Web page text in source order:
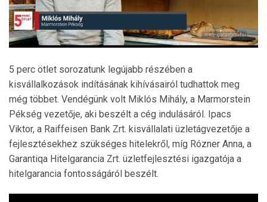
5 perc ötlet sorozatunk legújabb részében a
kisvállalkozások indításának kihívásairól tudhattok meg
még többet. Vendégünk volt Miklós Mihály, a Marmorstein
Pékség vezetője, aki beszélt a cég indulásáról. Ipacs
Viktor, a Raiffeisen Bank Zrt. kisvállalati üzletágvezetője a
fejlesztésekhez szükséges hitelekről, míg Rózner Anna, a
Garantiqa Hitelgarancia Zrt. üzletfejlesztési igazgatója a
hitelgarancia fontosságáról beszélt.